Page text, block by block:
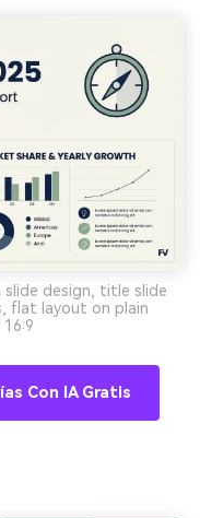
design, title slide
flat layout on plain
Con IA Gratis